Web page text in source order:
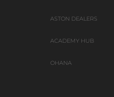
ASTON DEALERS
ACADEMY HUB
OHANA